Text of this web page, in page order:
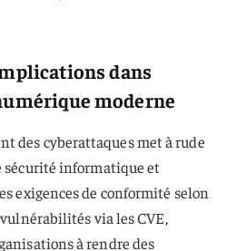
dans
moderne
des cyberattaques met à rude
informatique et
exigences de conformité selon
via les CVE,
à rendre des